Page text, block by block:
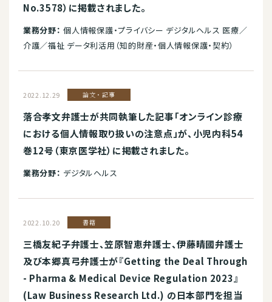
No.3578）に掲載されました。
業務分野： 個人情報保護・プライバシー デジタルヘルス 医療／
介護／福祉 データ利活用（知的財産・個人情報保護・契約）
2022.12.29 論文・記事
落合孝文弁護士が共同執筆した記事「オンライン診療
における個人情報取り扱いの注意点」が、小児内科54
巻12号（東京医学社）に掲載されました。
業務分野： デジタルヘルス
2022.10.20 書籍
三橋友紀子弁護士、笠原智恵弁護士、伊藤晴國弁護士
及び本郷真弓弁護士が『Getting the Deal Through
- Pharma & Medical Device Regulation 2023』
(Law Business Research Ltd.) の日本部門を担当